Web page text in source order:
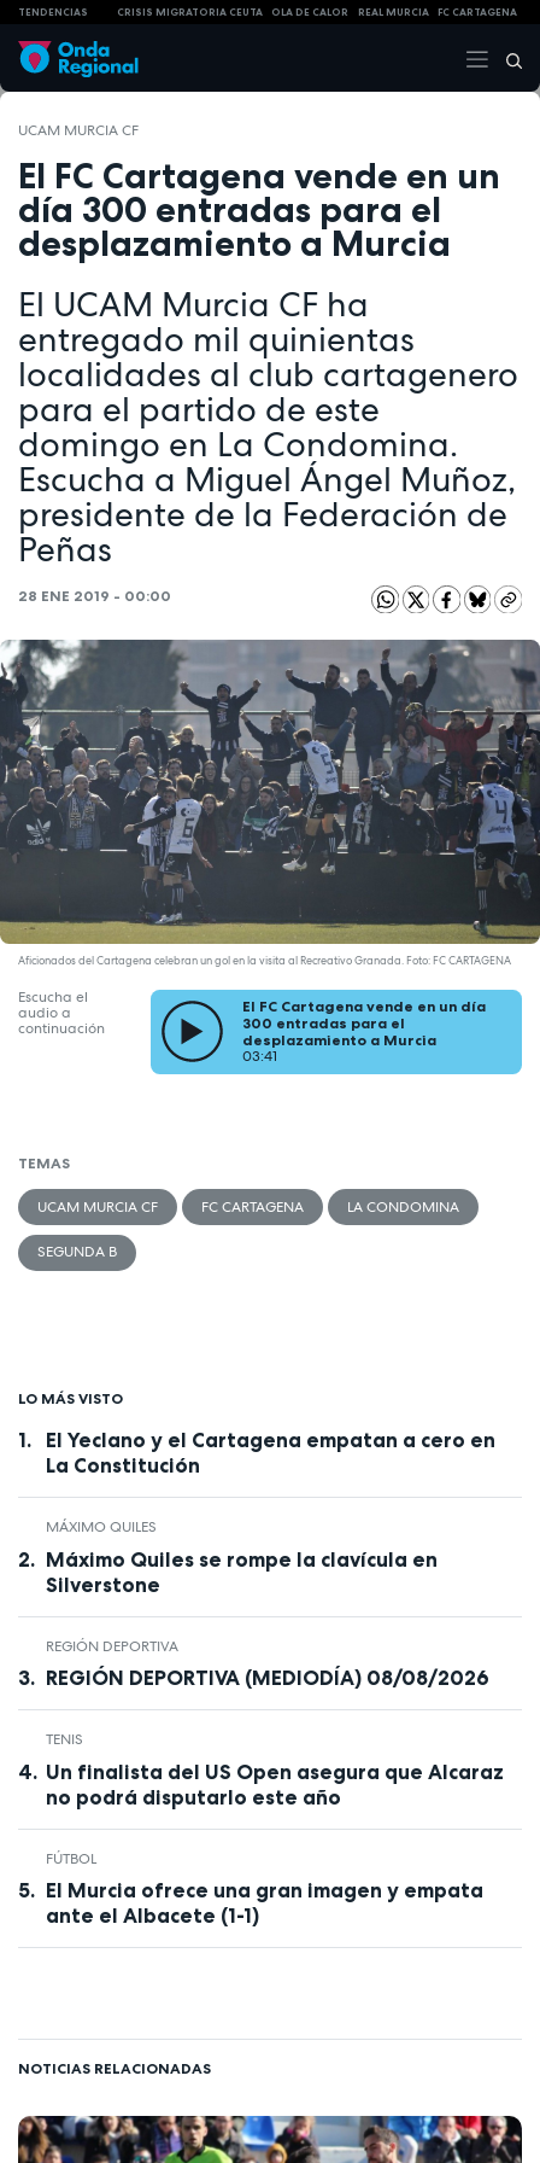
TENDENCIAS CRISIS MIGRATORIA CEUTA OLA DE CALOR REAL MURCIA FC CARTAGENA
UCAM MURCIA CF
El FC Cartagena vende en un
día 300 entradas para el
desplazamiento a Murcia
El UCAM Murcia CF ha
entregado mil quinientas
localidades al club cartagenero
para el partido de este
domingo en La Condomina.
Escucha a Miguel Ángel Muñoz,
presidente de la Federación de
Peñas
28 ENE 2019 - 00:00
Aficionados del Cartagena celebran un gol en la visita al Recreativo Granada. Foto: FC CARTAGENA
Escucha el
audio a
continuación
El FC Cartagena vende en un día
300 entradas para el
desplazamiento a Murcia
03:41
TEMAS
UCAM MURCIA CF FC CARTAGENA LA CONDOMINA
SEGUNDA B
LO MÁS VISTO
El Yeclano y el Cartagena empatan a cero en
La Constitución
MÁXIMO QUILES
Máximo Quiles se rompe la clavícula en
Silverstone
REGIÓN DEPORTIVA
REGIÓN DEPORTIVA (MEDIODÍA) 08/08/2026
TENIS
Un finalista del US Open asegura que Alcaraz
no podrá disputarlo este año
FÚTBOL
El Murcia ofrece una gran imagen y empata
ante el Albacete (1-1)
NOTICIAS RELACIONADAS